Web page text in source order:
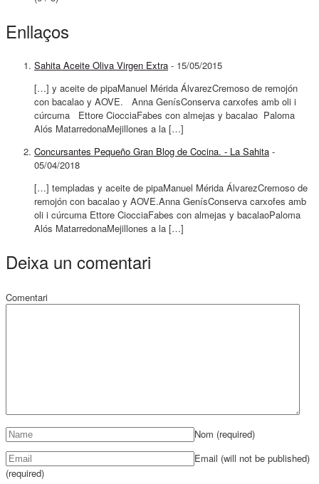
Enllaços
Sahita Aceite Oliva Virgen Extra - 15/05/2015
[…] y aceite de pipaManuel Mérida ÁlvarezCremoso de remojón
con bacalao y AOVE. Anna GenísConserva carxofes amb oli i
cúrcuma Ettore CiocciaFabes con almejas y bacalao Paloma
Alós MatarredonaMejillones a la […]
Concursantes Pequeño Gran Blog de Cocina. - La Sahita -
05/04/2018
[…] templadas y aceite de pipaManuel Mérida ÁlvarezCremoso de
remojón con bacalao y AOVE.Anna GenísConserva carxofes amb
oli i cúrcuma Ettore CiocciaFabes con almejas y bacalaoPaloma
Alós MatarredonaMejillones a la […]
Deixa un comentari
Comentari
Nom (required)
Email (will not be published)
(required)